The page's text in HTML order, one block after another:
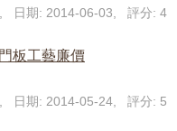
日期: 2014-06-03, 評分: 4
板工藝廉價
日期: 2014-05-24, 評分: 5